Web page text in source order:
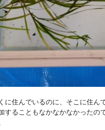
に住んでいるのに、そこに住
することもなかなかなかったの